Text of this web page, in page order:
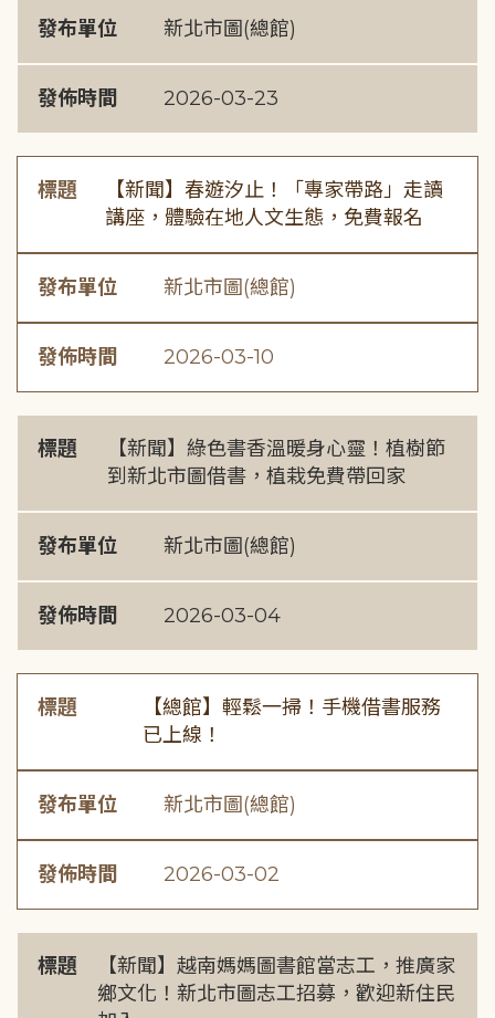
發布單位 新北市圖(總館)
發佈時間 2026-03-23
標題
【新聞】春遊汐止！「專家帶路」走讀
講座，體驗在地人文生態，免費報名
發布單位 新北市圖(總館)
發佈時間 2026-03-10
標題
【新聞】綠色書香溫暖身心靈！植樹節
到新北市圖借書，植栽免費帶回家
發布單位 新北市圖(總館)
發佈時間 2026-03-04
標題
【總館】輕鬆一掃！手機借書服務
已上線！
發布單位 新北市圖(總館)
發佈時間 2026-03-02
標題
【新聞】越南媽媽圖書館當志工，推廣家
鄉文化！新北市圖志工招募，歡迎新住民